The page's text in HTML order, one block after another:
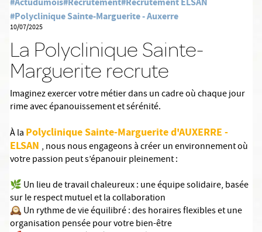
#Polyclinique Sainte-Marguerite - Auxerre
10/07/2025
La Polyclinique Sainte-
Marguerite recrute
Imaginez exercer votre métier dans un cadre où chaque jour
rime avec épanouissement et sérénité.
À la Polyclinique Sainte-Marguerite d'AUXERRE -
ELSAN , nous nous engageons à créer un environnement où
votre passion peut s’épanouir pleinement :
🌿 Un lieu de travail chaleureux : une équipe solidaire, basée
sur le respect mutuel et la collaboration
🕰️ Un rythme de vie équilibré : des horaires flexibles et une
organisation pensée pour votre bien-être